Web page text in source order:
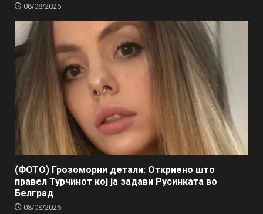
08/08/2026
(ФОТО) Грозоморни детали: Откриено што
правел Турчинот кој ја задави Русинката во
Белград
08/08/2026